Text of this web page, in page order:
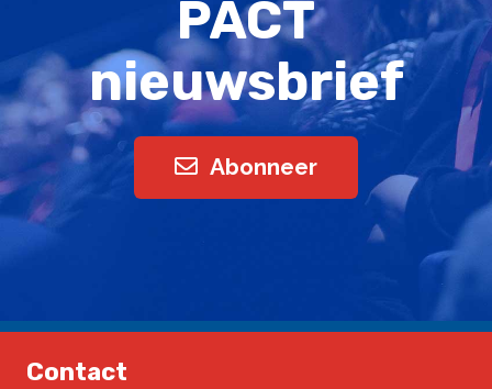
PACT
nieuwsbrief
Abonneer
Contact